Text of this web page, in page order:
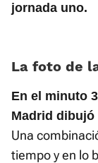
jornada uno.
La foto de
En el minuto
Madrid dibujó
Una
tiempo y en lo